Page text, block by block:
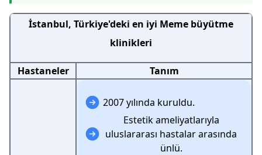
İstanbul, Türkiye'deki en iyi Meme büyütme
klinikleri
Hastaneler Tanım
2007 yılında kuruldu.
Estetik ameliyatlarıyla
uluslararası hastalar arasında
ünlü.